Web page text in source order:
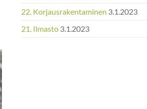
22. Korjausrakentaminen 3.1.2023
21. Ilmasto 3.1.2023